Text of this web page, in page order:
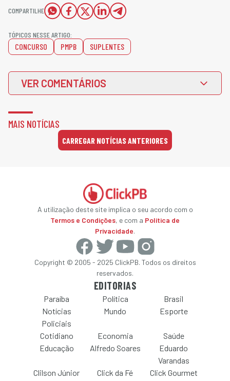
COMPARTILHE
TÓPICOS NESSE ARTIGO:
CONCURSO PMPB SUPLENTES
VER COMENTÁRIOS
MAIS NOTÍCIAS
CARREGAR NOTÍCIAS ANTERIORES
A utilização deste site implica o seu acordo com o
Termos e Condições, e com a Política de
Privacidade.
Copyright © 2005 - 2025 ClickPB. Todos os direitos
reservados.
EDITORIAS
Paraíba Política
Brasil
Notícias
Policiais
Mundo Esporte
Cotidiano Economia
Saúde
Educação
Alfredo Soares
Eduardo
Varandas
Clilson Júnior
Click da Fé
Click Gourmet